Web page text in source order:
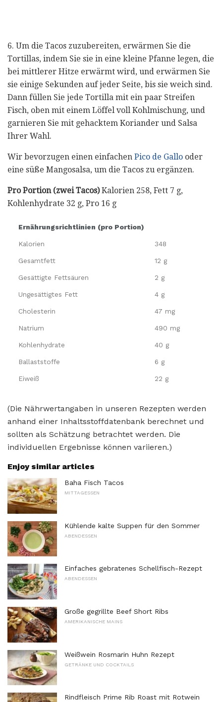
6. Um die Tacos zuzubereiten, erwärmen Sie die
Tortillas, indem Sie sie in eine kleine Pfanne legen, die
bei mittlerer Hitze erwärmt wird, und erwärmen Sie
sie einige Sekunden auf jeder Seite, bis sie weich sind.
Dann füllen Sie jede Tortilla mit ein paar Streifen
Fisch, oben mit einem Löffel voll Kohlmischung, und
garnieren Sie mit gehacktem Koriander und Salsa
Ihrer Wahl.
Wir bevorzugen einen einfachen Pico de Gallo oder
eine süße Mangosalsa, um die Tacos zu ergänzen.
Pro Portion (zwei Tacos)Kalorien 258, Fett 7 g,
Kohlenhydrate 32 g, Pro 16 g
Ernährungsrichtlinien (pro Portion)
Kalorien 348
Gesamtfett 12 g
Gesättigte Fettsäuren 2 g
Ungesättigtes Fett 4 g
Cholesterin 47 mg
Natrium 490 mg
Kohlenhydrate 40 g
Ballaststoffe 6 g
Eiweiß 22 g
(Die Nährwertangaben in unseren Rezepten werden
anhand einer Inhaltsstoffdatenbank berechnet und
sollten als Schätzung betrachtet werden. Die
individuellen Ergebnisse können variieren.)
Enjoy similar articles
Baha Fisch Tacos
MITTAGESSEN
Kühlende kalte Suppen für den Sommer
ABENDESSEN
Einfaches gebratenes Schellfisch-Rezept
ABENDESSEN
Große gegrillte Beef Short Ribs
AMERIKANISCHE MAINS
Weißwein Rosmarin Huhn Rezept
GETRÄNKE UND COCKTAILS
Rindfleisch Prime Rib Roast mit Rotwein